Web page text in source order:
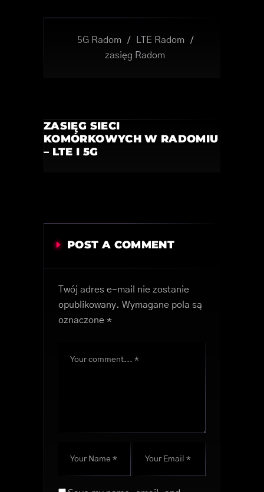
5G Radom / LTE Radom
/
zasięg Radom
ZASIĘG SIECI
KOMÓRKOWYCH W RADOMIU
– LTE I 5G
POST A COMMENT
Twój adres e-mail nie zostanie
opublikowany. Wymagane pola są
oznaczone *